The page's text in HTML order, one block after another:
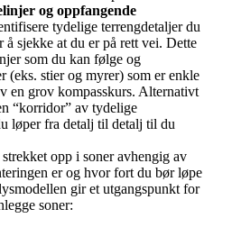
og oppfangende
tydelige terrengdetaljer du
å sjekke at du er på rett vei. Dette
som du kan følge og
(eks. stier og myrer) som er enkle
en grov kompasskurs. Alternativt
“korridor” av tydelige
løper fra detalj til detalj til du
opp i soner avhengig av
er og hvor fort du bør løpe
gir et utgangspunkt for
soner: